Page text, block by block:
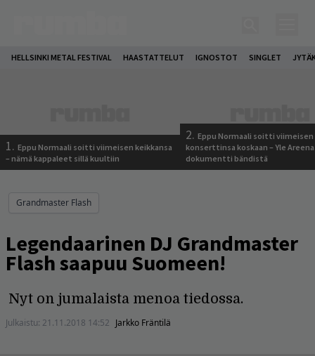
HELLSINKI METAL FESTIVAL HAASTATTELUT IGNOSTOT SINGLET
1. Eppu Normaali soitti viimeisen keikkansa
– nämä kappaleet sillä kuultiin
2. Eppu Normaali soitti viimeisen
konserttinsa koskaan – Yle
dokumentti bändistä
Grandmaster Flash
Legendaarinen DJ Grandmaster
Flash saapuu Suomeen!
Nyt on jumalaista menoa tiedossa.
Julkaistu: 21.11.2018 14:52 Jarkko Fräntilä